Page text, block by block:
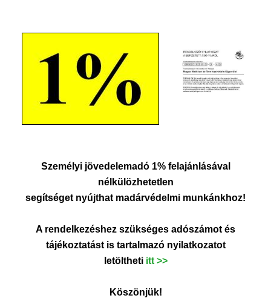
Személyi jövedelemadó 1% felajánlásával
nélkülözhetetlen
segítséget nyújthat madárvédelmi munkánkhoz!
A rendelkezéshez szükséges adószámot és
tájékoztatást is tartalmazó nyilatkozatot
letöltheti itt >>
Köszönjük!